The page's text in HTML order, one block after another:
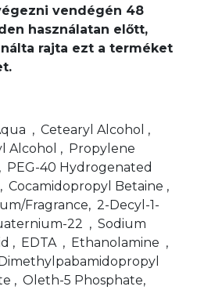
vendégén 48
használatan előtt,
rajta ezt a terméket
, Cetearyl Alcohol ,
Alcohol , Propylene
PEG-40 Hydrogenated
Cocamidopropyl Betaine ,
Fragrance, 2-Decyl-1-
22 , Sodium
, EDTA , Ethanolamine ,
, Oleth-5 Phosphate,